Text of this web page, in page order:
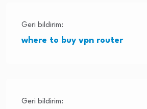
Geri bildirim:
where to buy vpn router
Geri bildirim: